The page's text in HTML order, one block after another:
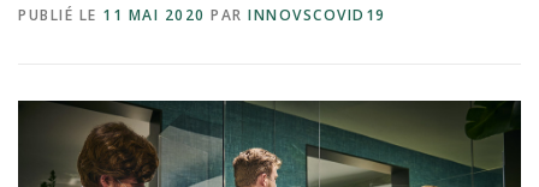
PUBLIÉ LE 11 MAI 2020 PAR INNOVSCOVID19